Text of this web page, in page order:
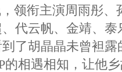
领衔主演周雨彤
代云帆、金靖、
了胡晶晶未曾袒
的相遇相知，让他